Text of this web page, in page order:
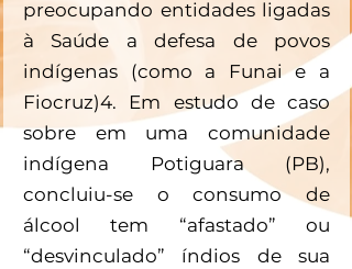
preocupando entidades ligadas
à Saúde a defesa de povos
indígenas (como a Funai e a
Fiocruz)4. Em estudo de caso
sobre em uma comunidade
indígena Potiguara (PB),
concluiu-se o consumo de
álcool tem “afastado” ou
“desvinculado” índios de sua